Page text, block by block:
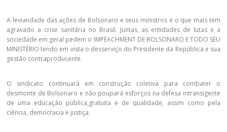
A leviandade das ações de Bolsonaro e seus ministros é o que mais tem
agravado a crise sanitária no Brasil. Juntas, as entidades de lutas e a
sociedade em geral pedem o IMPEACHMENT DE BOLSONARO E TODO SEU
MINISTÉRIO tendo em vista o desserviço do Presidente da República e sua
gestão contraproducente.
O sindicato continuará em construção coletiva para combater o
desmonte de Bolsonaro e não poupará esforços na defesa intransigente
de uma educação pública,gratuita e de qualidade, assim como pela
ciência, democracia e justiça.